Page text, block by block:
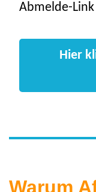
Abmelde-
Hier
Warum